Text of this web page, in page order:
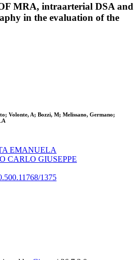
MRA, intraarterial DSA and
in the evaluation of the
Volonte, A; Bozzi, M; Melissano, Germano;
EMANUELA
CARLO GIUSEPPE
1375